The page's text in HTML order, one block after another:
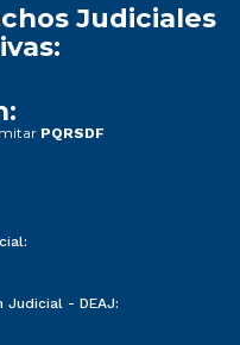
Judiciales
PQRSDF
Judicial - DEAJ: